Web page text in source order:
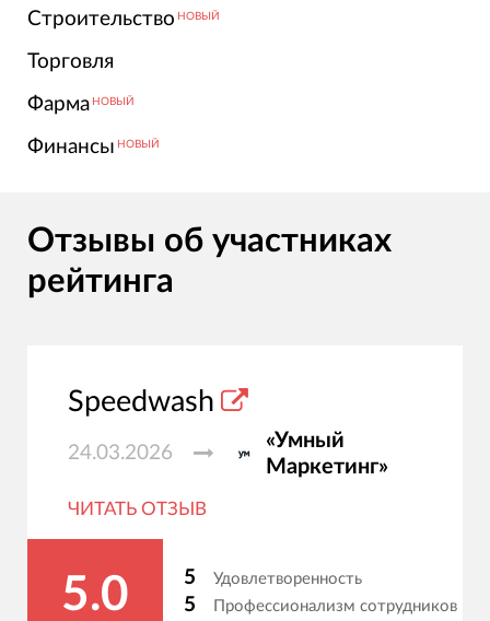
Строительство НОВЫЙ
Торговля
Фарма НОВЫЙ
Финансы НОВЫЙ
Отзывы об участниках
рейтинга
Speedwash
24.03.2026
«Умный
Маркетинг»
ЧИТАТЬ ОТЗЫВ
5.0 5 Удовлетворенность
5 Профессионализм сотрудников